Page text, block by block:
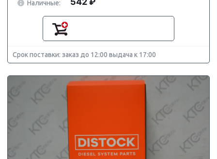
Наличные:
Срок поставки: заказ до 12:00 выдача к 17:00